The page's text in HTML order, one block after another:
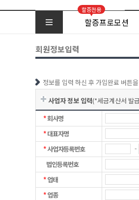
할증전용
할증프로모션
회원정보입력
정보를 입력 하신 후 가입완료 버튼
사업자 정보 입력(*세금계산서 발
*회사명
*대표자명
*사업자등록번호 -
법인등록번호
*업태
*업종